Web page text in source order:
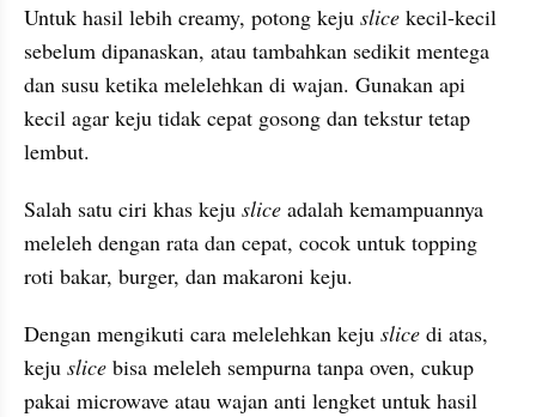
Untuk hasil lebih creamy, potong keju slice kecil-kecil
sebelum dipanaskan, atau tambahkan sedikit mentega
dan susu ketika melelehkan di wajan. Gunakan api
kecil agar keju tidak cepat gosong dan tekstur tetap
lembut.
Salah satu ciri khas keju slice adalah kemampuannya
meleleh dengan rata dan cepat, cocok untuk topping
roti bakar, burger, dan makaroni keju.
Dengan mengikuti cara melelehkan keju slice di atas,
keju slice bisa meleleh sempurna tanpa oven, cukup
pakai microwave atau wajan anti lengket untuk hasil